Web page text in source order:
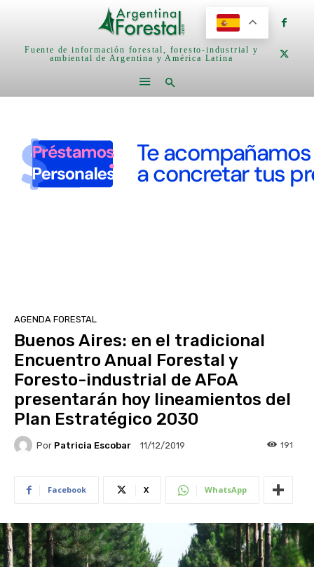
Fuente de información forestal, foresto-industrial y
ambiental de Argentina y América Latina
AGENDA FORESTAL
Buenos Aires: en el tradicional
Encuentro Anual Forestal y
Foresto-industrial de AFoA
presentarán hoy lineamientos del
Plan Estratégico 2030
Por Patricia Escobar 11/12/2019 191
Facebook X WhatsApp